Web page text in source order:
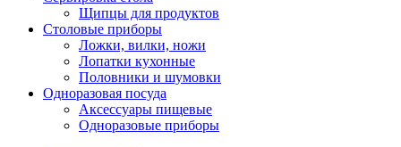
Щипцы для продуктов
Столовые приборы
Ложки, вилки, ножи
Лопатки кухонные
Половники и шумовки
Одноразовая посуда
Аксессуары пищевые
Одноразовые приборы